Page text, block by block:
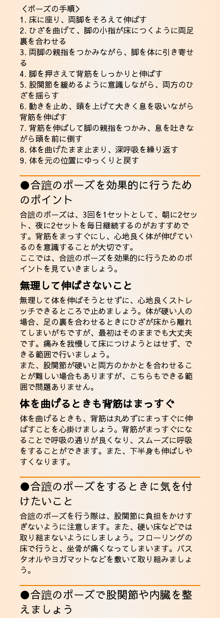
＜ポーズの手順＞
1. 床に座り、両脚をそろえて伸ばす
2. ひざを曲げて、脚の小指が床につくように両足
裏を合わせる
3. 両脚の親指をつかみながら、脚を体に引き寄せ
る
4. 脚を押さえて背筋をしっかりと伸ばす
5. 股関節を緩めるように意識しながら、両方のひ
ざを揺らす
6. 動きを止め、頭を上げて大きく息を吸いながら
背筋を伸ばす
7. 背筋を伸ばして脚の親指をつかみ、息を吐きな
がら頭を前に倒す
8. 体を曲げたまま止まり、深呼吸を繰り返す
9. 体を元の位置にゆっくりと戻す
●合蹠のポーズを効果的に行うため
のポイント
合蹠のポーズは、3回を1セットとして、朝に2セッ
ト、夜に2セットを毎日継続するのがおすすめで
す。背筋をまっすぐにし、心地良く体が伸びてい
るのを意識することが大切です。
ここでは、合蹠のポーズを効果的に行うためのポ
イントを見ていきましょう。
無理して伸ばさないこと
無理して体を伸ばそうとせずに、心地良くストレ
ッチできるところで止めましょう。体が硬い人の
場合、足の裏を合わせるときにひざが床から離れ
てしまいがちですが、最初はそのままでも大丈夫
です。痛みを我慢して床につけようとはせず、で
きる範囲で行いましょう。
また、股関節が硬いと両方のかかとを合わせるこ
とが難しい場合もありますが、こちらもできる範
囲で問題ありません。
体を曲げるときも背筋はまっすぐ
体を曲げるときも、背筋は丸めずにまっすぐに伸
ばすことを心掛けましょう。背筋がまっすぐにな
ることで呼吸の通りが良くなり、スムーズに呼吸
をすることができます。また、下半身も伸ばしや
すくなります。
●合蹠のポーズをするときに気を付
けたいこと
合蹠のポーズを行う際は、股関節に負担をかけす
ぎないように注意します。また、硬い床などでは
取り組まないようにしましょう。フローリングの
床で行うと、坐骨が痛くなってしまいます。バス
タオルやヨガマットなどを敷いて取り組みましょ
う。
●合蹠のポーズで股関節や内臓を整
えましょう